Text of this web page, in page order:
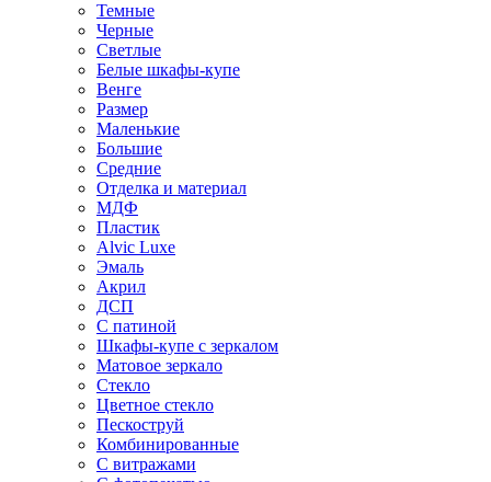
Темные
Черные
Светлые
Белые шкафы-купе
Венге
Размер
Маленькие
Большие
Средние
Отделка и материал
МДФ
Пластик
Alvic Luxe
Эмаль
Акрил
ДСП
С патиной
Шкафы-купе с зеркалом
Матовое зеркало
Стекло
Цветное стекло
Пескоструй
Комбинированные
С витражами